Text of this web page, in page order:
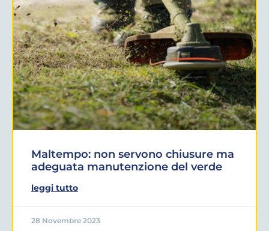
Maltempo: non servono chiusure ma
adeguata manutenzione del verde
leggi tutto
28 Novembre 2023